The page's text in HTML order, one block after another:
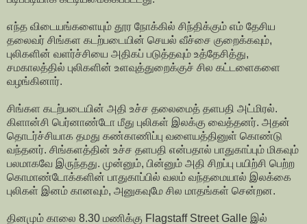
எந்த விடையங்களையும் தூர நோக்கில் சிந்திக்கும் எம் தேசிய
தலைவர் சிங்கள கடற்படையின் செயல் வீச்சை குறைக்கவும்,
புலிகளின் வளர்ச்சியை அதிகப் படுத்தவும் உத்தேசித்து,
சமகாலத்தில் புலிகளின் உளவுத்துறைக்குச் சில கட்டளைகளை
வழங்கினார்.
சிங்கள கடற்படையின் அதி உச்ச தலைமைத் தளபதி அட்மிரல்.
கிளான்சி பெர்னாண்டோ மீது புலிகள் இலக்கு வைத்தனர். அதன்
தொடர்ச்சியாக தமது கண்காணிப்பு வளையத்தினுள் கொண்டு
வந்தனர். சிங்களத்தின் உச்ச தளபதி என்பதால் பாதுகாப்பும் மிகவும்
பலமாகவே இருந்தது. முன்னும், பின்னும் அதி சிறப்பு பயிற்சி பெற்ற
கொமாண்டோக்களின் பாதுகாப்பில் வலம் வந்தமையால் இலக்கை
புலிகள் இனம் கானவும், அனுகவுமே சில மாதங்கள் சென்றன.
தினமும் காலை 8.30 மணிக்கு Flagstaff Street Galle இல்